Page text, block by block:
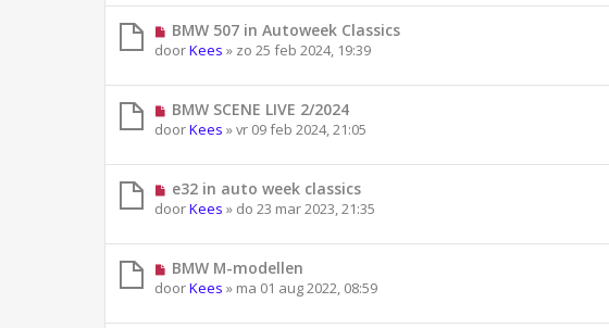
BMW 507 in Autoweek Classics
doorKees » zo 25 feb 2024, 19:39
BMW SCENE LIVE 2/2024
doorKees »vr 09 feb 2024, 21:05
e32 in auto week classics
doorKees » do 23 mar 2023, 21:35
BMW M-modellen
doorKees » ma 01 aug 2022, 08:59